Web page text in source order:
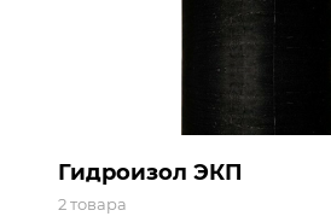
Гидроизол ЭКП
2 товара